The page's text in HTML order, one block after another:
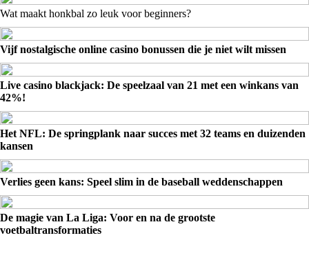
Wat maakt honkbal zo leuk voor beginners?
Vijf nostalgische online casino bonussen die je niet wilt missen
Live casino blackjack: De speelzaal van 21 met een winkans van
42%!
Het NFL: De springplank naar succes met 32 teams en duizenden
kansen
Verlies geen kans: Speel slim in de baseball weddenschappen
De magie van La Liga: Voor en na de grootste
voetbaltransformaties